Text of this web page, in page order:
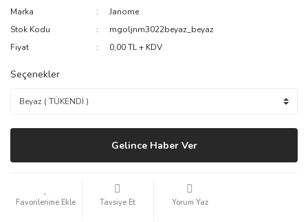
Marka
Janome
Stok Kodu
mgoljnm3022beyaz_beyaz
Fiyat
0,00 TL + KDV
Seçenekler
Gelince Haber Ver
Tavsiye Et Yorum Yaz